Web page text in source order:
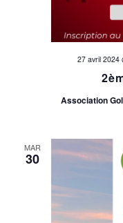
27 avril 2024
Association
MAR
30